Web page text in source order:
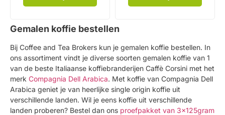
Gemalen koffie bestellen
Bij Coffee and Tea Brokers kun je gemalen koffie bestellen. In
ons assortiment vindt je diverse soorten gemalen koffie van 1
van de beste Italiaanse koffiebranderijen Caffè Corsini met het
merk Compagnia Dell Arabica. Met koffie van Compagnia Dell
Arabica geniet je van heerlijke single origin koffie uit
verschillende landen. Wil je eens koffie uit verschillende
landen proberen? Bestel dan ons proefpakket van 3x125gram